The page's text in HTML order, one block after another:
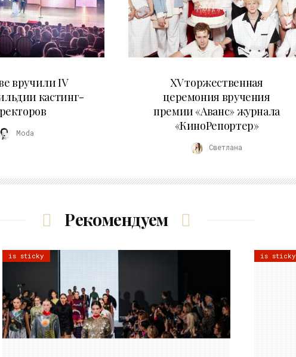
вручили IV
кастинг-
Moda
XV торжественная
церемония вручения
премии «Аванс» журнала
«КиноРепортер»
Светлана
Рекомендуем
is sticky is sticky